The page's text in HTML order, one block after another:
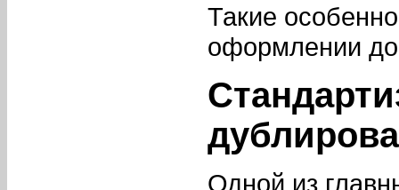
Такие
оформлении
Одной из